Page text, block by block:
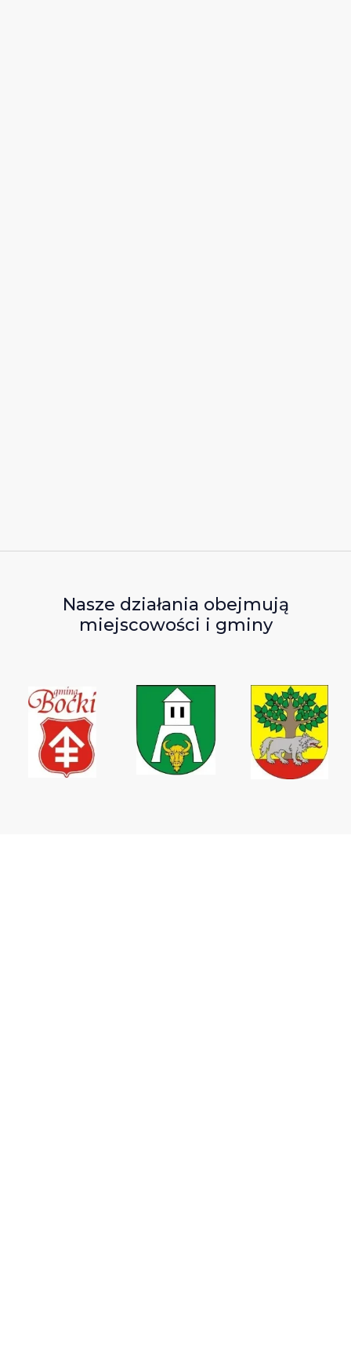
Nasze działania obejmują
miejscowości i gminy